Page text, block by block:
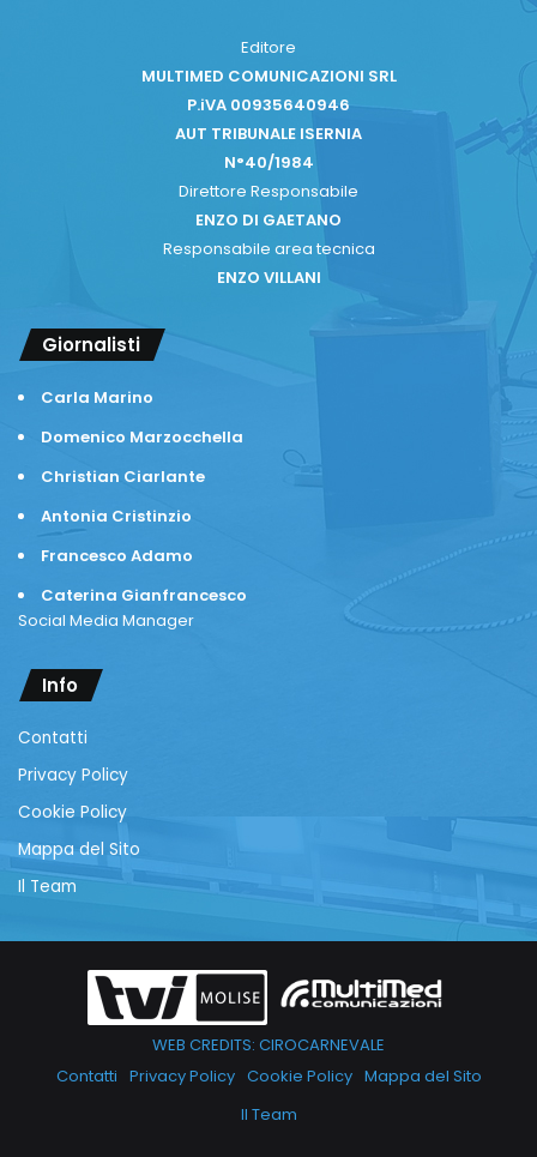
Editore
MULTIMED COMUNICAZIONI SRL
P.iVA 00935640946
AUT TRIBUNALE ISERNIA
N°40/1984
Direttore Responsabile
ENZO DI GAETANO
Responsabile area tecnica
ENZO VILLANI
Giornalisti
Carla Marino
Domenico Marzocchella
Christian Ciarlante
Antonia Cristinzio
Francesco Adamo
Caterina Gianfrancesco
Social Media Manager
Info
Contatti
Privacy Policy
Cookie Policy
Mappa del Sito
Il Team
WEB CREDITS: CIROCARNEVALE
Contatti Privacy Policy Cookie Policy Mappa del Sito
Il Team